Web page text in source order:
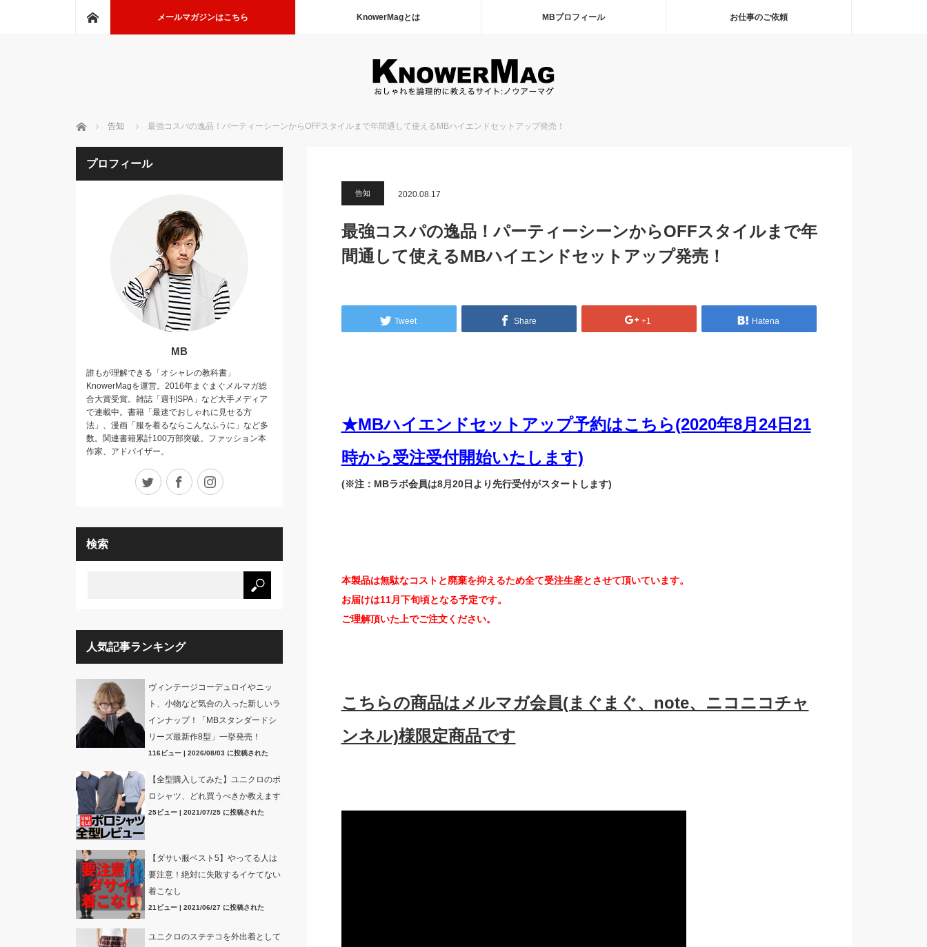
メールマガジンはこちら KnowerMagとは MBプロフィール お仕事のご依頼
ホーム 告知 最強コスパの逸品！パーティーシーンからOFFスタイルまで年間通して使えるMBハイエンドセットアップ発売！
告知 2020.08.17
最強コスパの逸品！パーティーシーンからOFFスタイルまで年
間通して使えるMBハイエンドセットアップ発売！
Tweet Share +1 Hatena
★MBハイエンドセットアップ予約はこちら(2020年8月24日21
時から受注受付開始いたします)
(※注：MBラボ会員は8月20日より先行受付がスタートします)
本製品は無駄なコストと廃棄を抑えるため全て受注生産とさせて頂いています。
お届けは11月下旬頃となる予定です。
ご理解頂いた上でご注文ください。
こちらの商品はメルマガ会員(まぐまぐ、note、ニコニコチャ
ンネル)様限定商品です
プロフィール
MB
誰もが理解できる「オシャレの教科書」
KnowerMagを運営。2016年まぐまぐメルマガ総
合大賞受賞。雑誌「週刊SPA」など大手メディア
で連載中。書籍「最速でおしゃれに見せる方
法」、漫画「服を着るならこんなふうに」など多
数。関連書籍累計100万部突破。ファッション本
作家、アドバイザー。
Twitter Facebook
検索
人気記事ランキング
ヴィンテージコーデュロイやニッ
ト、小物など気合の入った新しいラ
インナップ！「MBスタンダードシ
リーズ最新作8型」一挙発売！
116ビュー| 2026/08/03 に投稿された
【全型購入してみた】ユニクロのポ
ロシャツ、どれ買うべきか教えます
25ビュー| 2021/07/25 に投稿された
【ダサい服ベスト5】やってる人は
要注意！絶対に失敗するイケてない
着こなし
21ビュー| 2021/06/27 に投稿された
ユニクロのステテコを外出着として